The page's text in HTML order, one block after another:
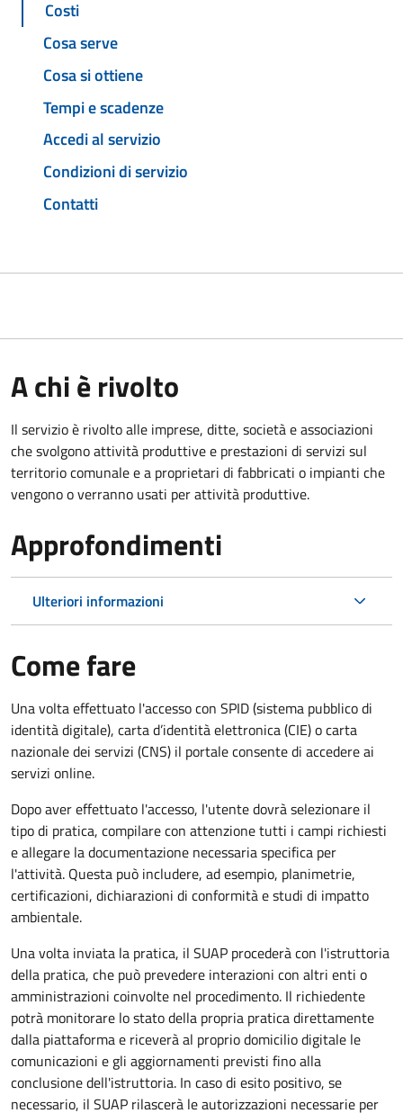
Costi
Cosa serve
Cosa si ottiene
Tempi e scadenze
Accedi al servizio
Condizioni di servizio
Contatti
A chi è rivolto
Il servizio è rivolto alle imprese, ditte, società e associazioni
che svolgono attività produttive e prestazioni di servizi sul
territorio comunale e a proprietari di fabbricati o impianti che
vengono o verranno usati per attività produttive.
Approfondimenti
Ulteriori informazioni
Come fare
Una volta effettuato l'accesso con SPID (sistema pubblico di
identità digitale), carta d’identità elettronica (CIE) o carta
nazionale dei servizi (CNS) il portale consente di accedere ai
servizi online.
Dopo aver effettuato l'accesso, l'utente dovrà selezionare il
tipo di pratica, compilare con attenzione tutti i campi richiesti
e allegare la documentazione necessaria specifica per
l'attività. Questa può includere, ad esempio, planimetrie,
certificazioni, dichiarazioni di conformità e studi di impatto
ambientale.
Una volta inviata la pratica, il SUAP procederà con l'istruttoria
della pratica, che può prevedere interazioni con altri enti o
amministrazioni coinvolte nel procedimento. Il richiedente
potrà monitorare lo stato della propria pratica direttamente
dalla piattaforma e riceverà al proprio domicilio digitale le
comunicazioni e gli aggiornamenti previsti fino alla
conclusione dell'istruttoria. In caso di esito positivo, se
necessario, il SUAP rilascerà le autorizzazioni necessarie per